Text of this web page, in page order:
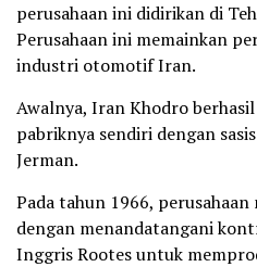
perusahaan ini didirikan di
Perusahaan ini memainkan
industri otomotif Iran.
Awalnya, Iran Khodro
pabriknya sendiri dengan
Jerman.
Pada tahun 1966,
dengan menandatangani
Inggris Rootes untuk